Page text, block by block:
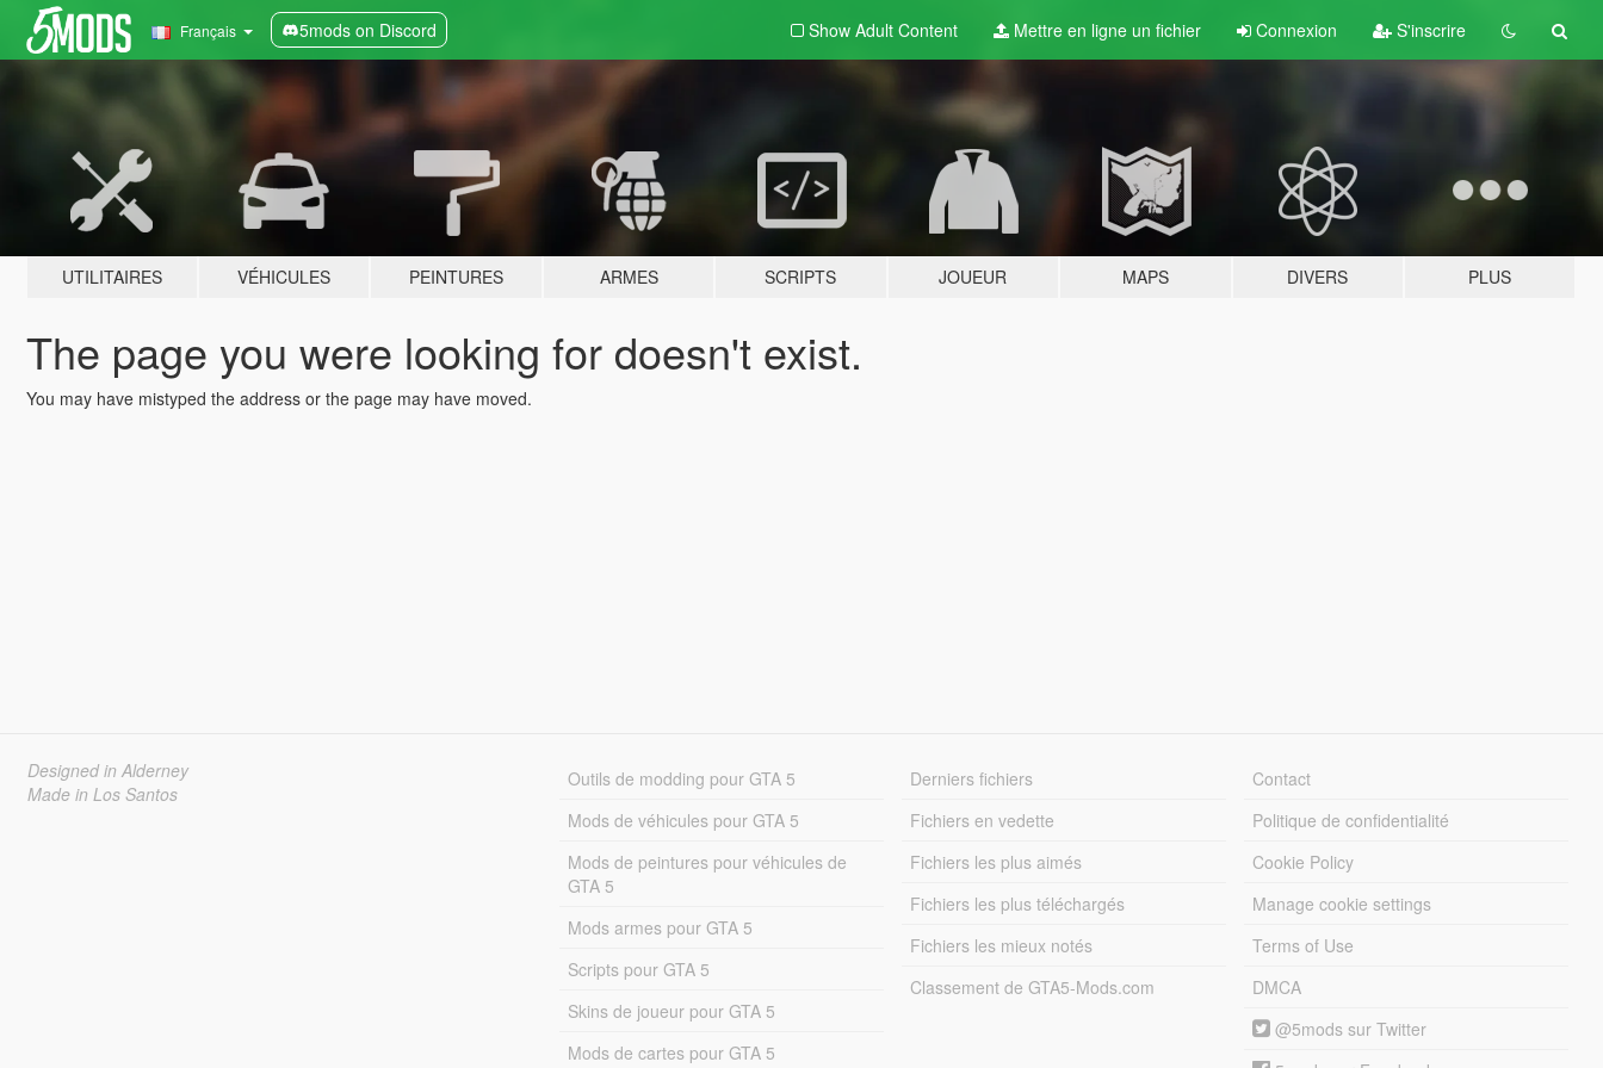
Français 5mods on Discord Show Adult Content Mettre en ligne un fichier Connexion S'inscrire
UTILITAIRES VÉHICULES PEINTURES ARMES SCRIPTS JOUEUR MAPS DIVERS PLUS
The page you were looking for doesn't exist.
You may have mistyped the address or the page may have moved.
Designed in Alderney
Made in Los Santos
Outils de modding pour GTA 5
Mods de véhicules pour GTA 5
Mods de peintures pour véhicules de
GTA 5
Mods armes pour GTA 5
Scripts pour GTA 5
Skins de joueur pour GTA 5
Mods de cartes pour GTA 5
Derniers fichiers
Fichiers en vedette
Fichiers les plus aimés
Fichiers les plus téléchargés
Fichiers les mieux notés
Classement de GTA5-Mods.com
Contact
Politique de confidentialité
Cookie Policy
Manage cookie settings
Terms of Use
DMCA
@5mods sur Twitter